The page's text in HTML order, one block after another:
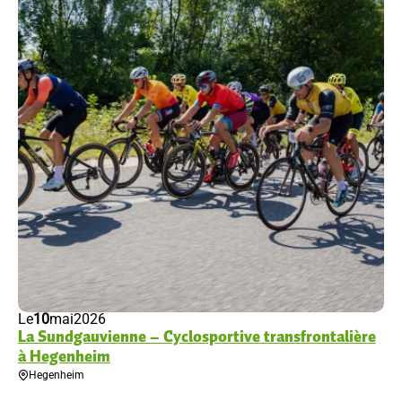
Le10mai2026
La Sundgauvienne – Cyclosportive transfrontalière
à Hegenheim
Hegenheim